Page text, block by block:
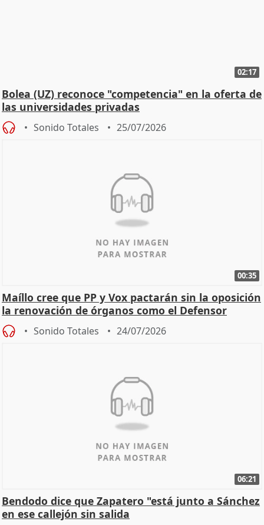
02:17
Bolea (UZ) reconoce "competencia" en la oferta de
las universidades privadas
Sonido Totales 25/07/2026
00:35
Maíllo cree que PP y Vox pactarán sin la oposición
la renovación de órganos como el Defensor
Sonido Totales 24/07/2026
06:21
Bendodo dice que Zapatero "está junto a Sánchez
en ese callejón sin salida